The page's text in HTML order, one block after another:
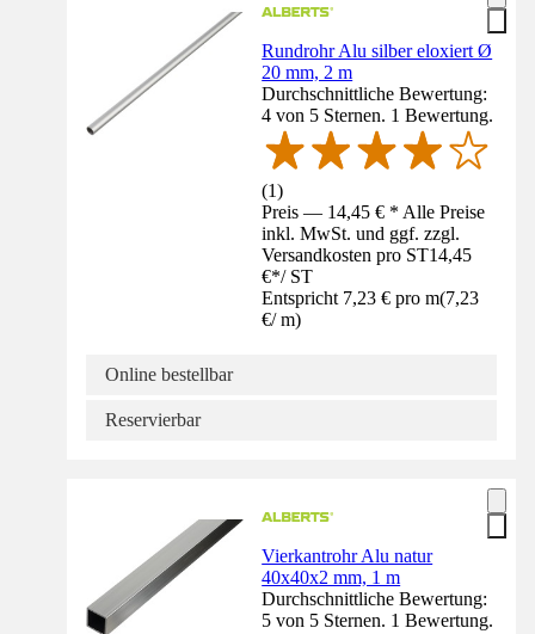
Rundrohr Alu silber eloxiert Ø
20 mm, 2 m
Durchschnittliche Bewertung:
4 von 5 Sternen. 1 Bewertung.
(1)
Preis — 14,45 € * Alle Preise
inkl. MwSt. und ggf. zzgl.
Versandkosten pro ST14,45
€*/ ST
Entspricht 7,23 € pro m(7,23
€/ m)
Online bestellbar
Reservierbar
Vierkantrohr Alu natur
40x40x2 mm, 1 m
Durchschnittliche Bewertung:
5 von 5 Sternen. 1 Bewertung.